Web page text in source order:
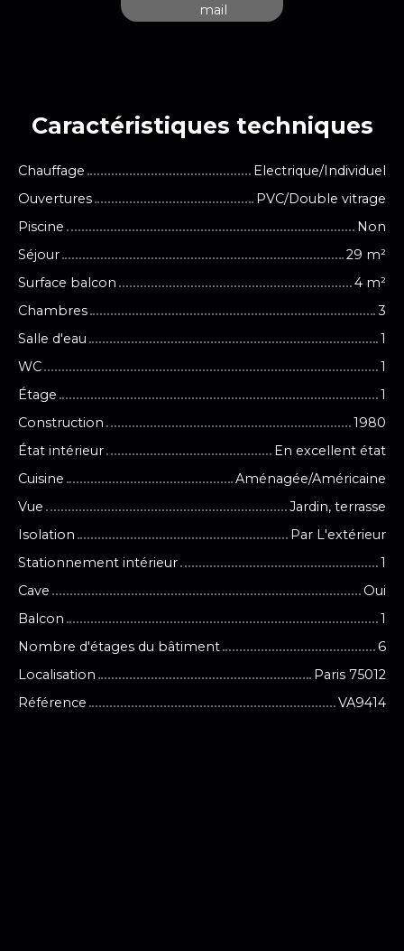
mail
Caractéristiques techniques
Chauffage
Electrique/Individuel
Ouvertures
PVC/Double vitrage
Piscine
Non
Séjour
29 m²
Surface balcon
4 m²
Chambres
3
Salle d'eau
1
WC
1
Étage
1
Construction
1980
État intérieur
En excellent état
Cuisine
Aménagée/Américaine
Vue
Jardin, terrasse
Isolation
Par L'extérieur
Stationnement intérieur
1
Cave
Oui
Balcon
1
Nombre d'étages du bâtiment
6
Localisation
Paris 75012
Référence
VA9414